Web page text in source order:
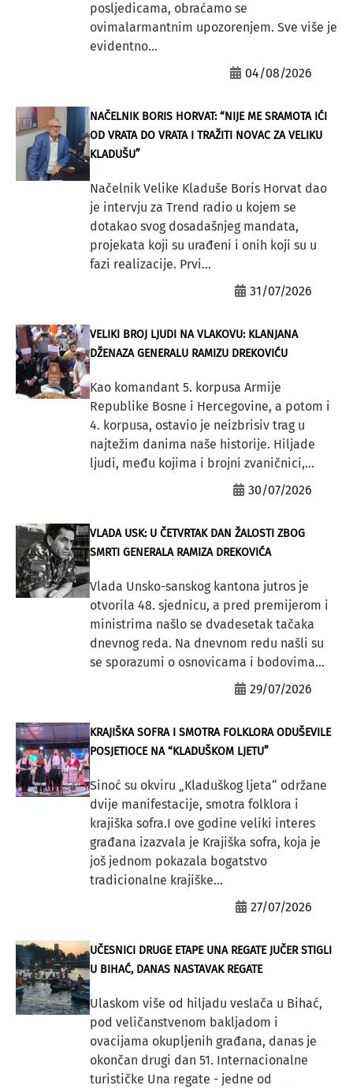
posljedicama, obraćamo se
ovimalarmantnim upozorenjem. Sve više je
evidentno...
04/08/2026
NAČELNIK BORIS HORVAT: “NIJE ME SRAMOTA IĆI
OD VRATA DO VRATA I TRAŽITI NOVAC ZA VELIKU
KLADUŠU”
Načelnik Velike Kladuše Boris Horvat dao
je intervju za Trend radio u kojem se
dotakao svog dosadašnjeg mandata,
projekata koji su urađeni i onih koji su u
fazi realizacije. Prvi...
31/07/2026
VELIKI BROJ LJUDI NA VLAKOVU: KLANJANA
DŽENAZA GENERALU RAMIZU DREKOVIĆU
Kao komandant 5. korpusa Armije
Republike Bosne i Hercegovine, a potom i
4. korpusa, ostavio je neizbrisiv trag u
najtežim danima naše historije. Hiljade
ljudi, među kojima i brojni zvaničnici,...
30/07/2026
VLADA USK: U ČETVRTAK DAN ŽALOSTI ZBOG
SMRTI GENERALA RAMIZA DREKOVIĆA
Vlada Unsko-sanskog kantona jutros je
otvorila 48. sjednicu, a pred premijerom i
ministrima našlo se dvadesetak tačaka
dnevnog reda. Na dnevnom redu našli su
se sporazumi o osnovicama i bodovima...
29/07/2026
KRAJIŠKA SOFRA I SMOTRA FOLKLORA ODUŠEVILE
POSJETIOCE NA “KLADUŠKOM LJETU”
Sinoć su okviru „Kladuškog ljeta“ održane
dvije manifestacije, smotra folklora i
krajiška sofra.I ove godine veliki interes
građana izazvala je Krajiška sofra, koja je
još jednom pokazala bogatstvo
tradicionalne krajiške...
27/07/2026
UČESNICI DRUGE ETAPE UNA REGATE JUČER STIGLI
U BIHAĆ, DANAS NASTAVAK REGATE
Ulaskom više od hiljadu veslača u Bihać,
pod veličanstvenom bakljadom i
ovacijama okupljenih građana, danas je
okončan drugi dan 51. Internacionalne
turističke Una regate - jedne od